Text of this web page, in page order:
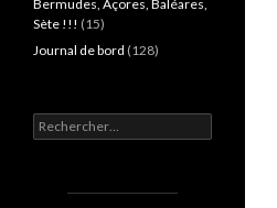
Bermudes, Açores, Baléares,
Sète !!! (15)
Journal de bord (128)
Rechercher :